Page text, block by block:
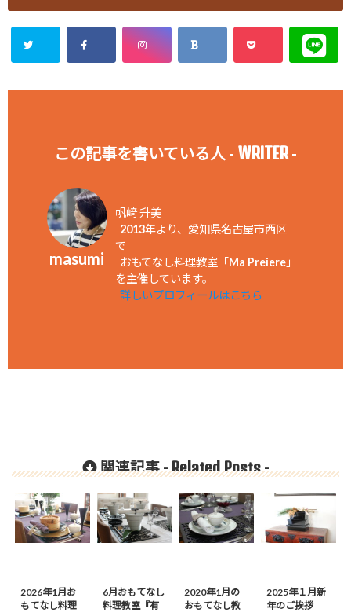
この記事を書いている人 - WRITER-
masumi
帆﨑 升美
2013年より、愛知県名古屋市西区
で
おもてなし料理教室「Ma Preiere」
を主催しています。
詳しいプロフィールはこちら
関連記事 -Related Posts-
2026年1月お
もてなし料理
6月おもてなし
料理教室『有
2020年1月の
おもてなし教
2025年１月新
年のご挨拶